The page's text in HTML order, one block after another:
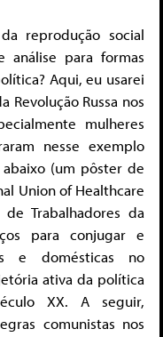
reprodução social
análise para formas
Aqui, eu usarei
Revolução Russa nos
mulheres
nesse exemplo
(um pôster de
Union of Healthcare
Trabalhadores da
para conjugar e
e domésticas no
ativa da política
XX. A seguir,
comunistas nos